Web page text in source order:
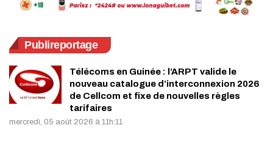
Publireportage
Télécoms en Guinée : l’ARPT valide le
nouveau catalogue d’interconnexion 2026
de Cellcom et fixe de nouvelles règles
tarifaires
mercredi, 05 août 2026 à 11h:11